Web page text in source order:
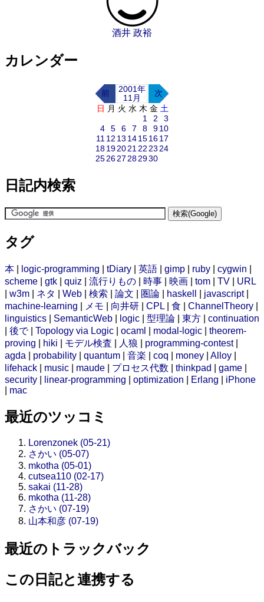
酒井 政裕
カレンダー
前
2001年
11月
次
日 月 火 水 木 金 土
1
2
3
4
5 6 7 8 910
11 12 13 14151617
18192021 22 23 24
252627 282930
日記内検索
タグ
本 logic-programming tDiary 英語 gimp ruby cygwin
scheme
gtk quiz 流行りもの 時事 映画 tom TV
URL
w3m ネタ Web 検索 論文 圏論 haskell javascript|
machine-learning
メモ 向井研 CPL 食 ChannelTheory
linguistics
SemanticWeb logic 型理論 東方
continuation
後で| Topology via Logic ocaml modal-logic
theorem-
proving
hiki モデル検査 人狼 programming-contest|
agda
probability quantum 音楽 coq money Alloy
lifehack
music maude プロセス代数 thinkpad game
security
linear-programming optimization Erlang
iPhone
mac
最近のツッコミ
Lorenzonek (05-21)
さかい (05-07)
mkotha (05-01)
cutsea110 (02-17)
sakai (11-28)
mkotha (11-28)
さかい (07-19)
山本和彦 (07-19)
最近のトラックバック
この日記と連携する